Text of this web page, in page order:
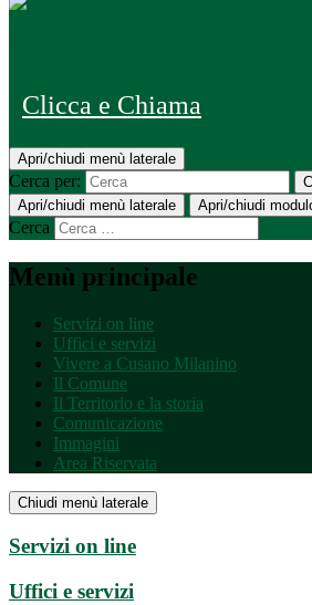
Clicca e Chiama
Apri/chiudi menù laterale
Cerca per:
Apri/chiudi menù laterale
Apri/chiudi
Cerca
Menù principale
Servizi on line
Uffici e servizi
Vivere a Cusano Milanino
Il Comune
Il Territorio e la storia
Comunicazione
Immagini
Area Riservata
Chiudi menù laterale
Servizi on line
Uffici e servizi